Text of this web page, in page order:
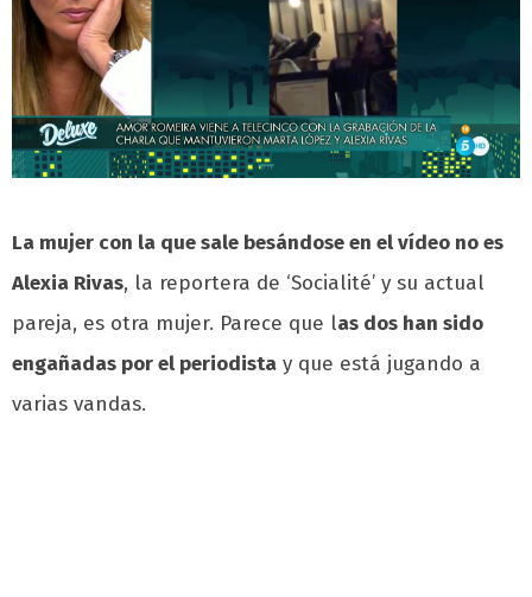
La mujer con la que sale besándose en el vídeo no es
Alexia Rivas, la reportera de ‘Socialité’ y su actual
pareja, es otra mujer. Parece que las dos han sido
engañadas por el periodista y que está jugando a
varias vandas.